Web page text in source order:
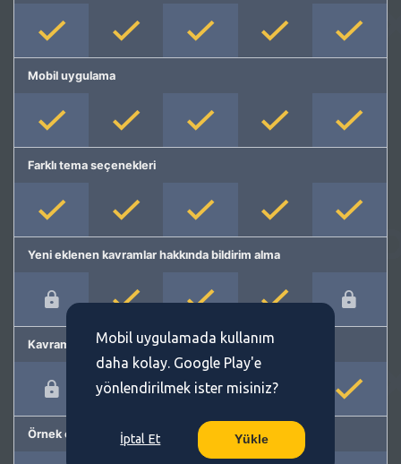
Mobil uygulama
Farklı tema seçenekleri
Yeni eklenen kavramlar hakkında bildirim alma
Kavram önerme
Örnek cümleler
Mobil uygulamada kullanım
daha kolay. Google Play'e
yönlendirilmek ister misiniz?
İptal Et Yükle